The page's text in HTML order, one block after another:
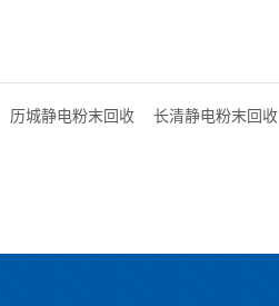
历城静电粉末回收
长清静电粉末回收